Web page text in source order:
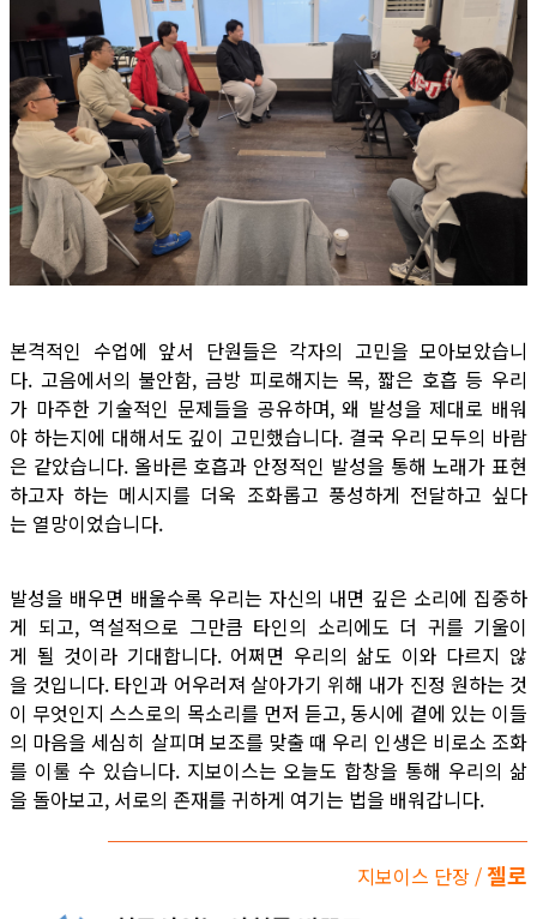
본격적인 수업에 앞서 단원들은 각자의 고민을 모아보았습니
다. 고음에서의 불안함, 금방 피로해지는 목, 짧은 호흡 등 우리
가 마주한 기술적인 문제들을 공유하며, 왜 발성을 제대로 배워
야 하는지에 대해서도 깊이 고민했습니다. 결국 우리 모두의 바람
은 같았습니다. 올바른 호흡과 안정적인 발성을 통해 노래가 표현
하고자 하는 메시지를 더욱 조화롭고 풍성하게 전달하고 싶다
는 열망이었습니다.
발성을 배우면 배울수록 우리는 자신의 내면 깊은 소리에 집중하
게 되고, 역설적으로 그만큼 타인의 소리에도 더 귀를 기울이
게 될 것이라 기대합니다. 어쩌면 우리의 삶도 이와 다르지 않
을 것입니다. 타인과 어우러져 살아가기 위해 내가 진정 원하는 것
이 무엇인지 스스로의 목소리를 먼저 듣고, 동시에 곁에 있는 이들
의 마음을 세심히 살피며 보조를 맞출 때 우리 인생은 비로소 조화
를 이룰 수 있습니다. 지보이스는 오늘도 합창을 통해 우리의 삶
을 돌아보고, 서로의 존재를 귀하게 여기는 법을 배워갑니다.
지보이스 단장 / 젤로